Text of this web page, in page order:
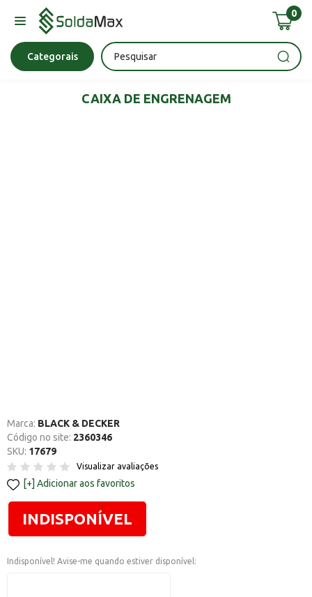
0
Categorais
Bateria Chave Impacto Esmerilhadeira
CAIXA DE ENGRENAGEM
Marca: BLACK & DECKER
Código no site: 2360346
SKU: 17679
Visualizar avaliações
Adicionar aos favoritos
INDISPONÍVEL
Indisponível! Avise-me quando estiver disponível: